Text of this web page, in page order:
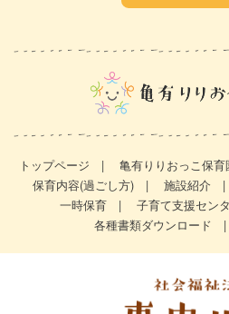
トップページ 亀有りりおっこ保育
保育内容(過ごし方)
施設紹介
一時保育
子育て支援セン
各種書類ダウンロード